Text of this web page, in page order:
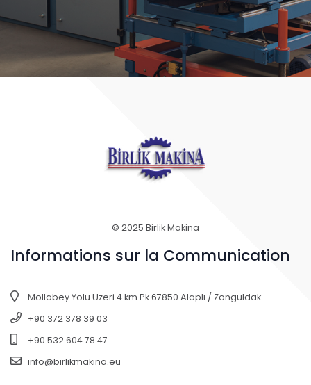
© 2025 Birlik Makina
Informations sur la Communication
Mollabey Yolu Üzeri 4.km Pk.67850 Alaplı / Zonguldak
+90 372 378 39 03
+90 532 604 78 47
info@birlikmakina.eu